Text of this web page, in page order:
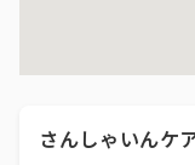
さんしゃいんケ